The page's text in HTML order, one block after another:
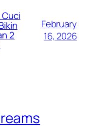
2
February
16, 2026